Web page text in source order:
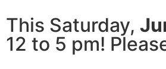
This Saturday,
12 to 5 pm!